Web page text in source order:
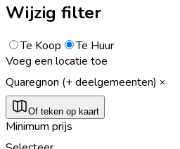
Wijzig filter
Te Koop
Te Huur
Voeg een locatie toe
Quaregnon (+ deelgemeenten)
Of teken op kaart
Minimum prijs